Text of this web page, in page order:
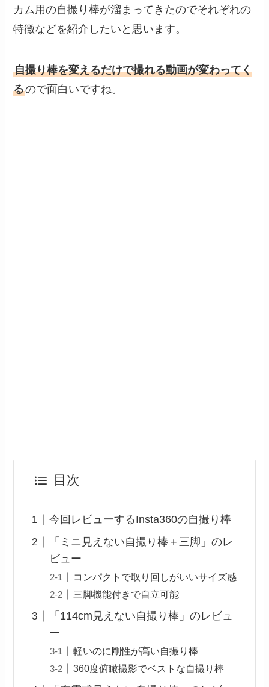
カム用の自撮り棒が溜まってきたのでそれぞれの
特徴などを紹介したいと思います。
自撮り棒を変えるだけで撮れる動画が変わってく
るので面白いですね。
目次
今回レビューするInsta360の自撮り棒
「ミニ見えない自撮り棒＋三脚」のレ
ビュー
コンパクトで取り回しがいいサイズ感
三脚機能付きで自立可能
「114cm見えない自撮り棒」のレビュ
ー
軽いのに剛性が高い自撮り棒
360度俯瞰撮影でベストな自撮り棒